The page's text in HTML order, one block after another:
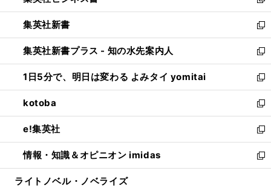
開
く
ウ
で
開
く
ウ
ィ
ン
ド
ウ
で
開
く
し
い
ウ
ィ
ン
ド
ウ
で
開
く
集英社新書
新
し
い
ウ
ィ
ン
ド
ウ
で
開
く
集英社新書プラス - 知の水先案内人
新
し
い
ウ
ィ
ン
ド
ウ
で
開
1日5分で、明日は変わる よみタイ yomitai
新
し
い
ウ
ィ
ン
ド
ウ
kotoba
新
し
い
ウ
ィ
ン
e!集英社
新
し
い
ウ
情報・知識＆オピニオン imidas
新
し
ライトノベル・ノベライズ